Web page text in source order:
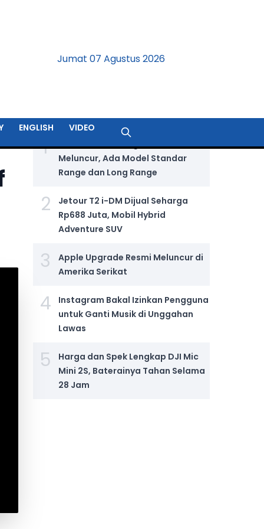
Jumat 07 Agustus 2026
ENGLISH VIDEO
1
GIIAS 2026: Wuling Aira Ev Resmi
Meluncur, Ada Model Standar
Range dan Long Range
2
Jetour T2 i-DM Dijual Seharga
Rp688 Juta, Mobil Hybrid
Adventure SUV
3
Apple Upgrade Resmi Meluncur di
Amerika Serikat
4
Instagram Bakal Izinkan Pengguna
untuk Ganti Musik di Unggahan
Lawas
5
Harga dan Spek Lengkap DJI Mic
Mini 2S, Baterainya Tahan Selama
28 Jam